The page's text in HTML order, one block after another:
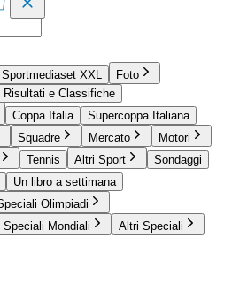
Sportmediaset XXL
Foto
Risultati e Classifiche
Coppa Italia
Supercoppa Italiana
Squadre Mercato
Motori
Tennis Altri Sport
Sondaggi
Un libro a settimana
Olimpiadi
Speciali Mondiali Altri Speciali